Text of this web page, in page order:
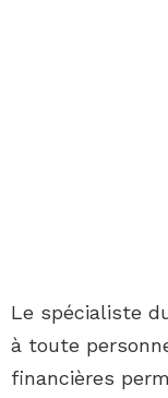
Le spécialiste
à toute
financières